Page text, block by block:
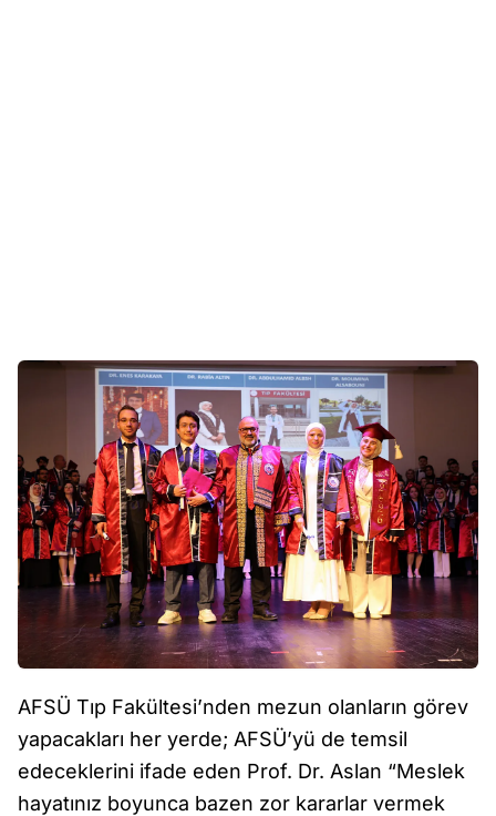
AFSÜ Tıp Fakültesi’nden mezun olanların görev
yapacakları her yerde; AFSÜ’yü de temsil
edeceklerini ifade eden Prof. Dr. Aslan “Meslek
hayatınız boyunca bazen zor kararlar vermek